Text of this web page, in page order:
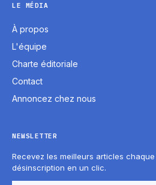
LE MÉDIA
À propos
L'équipe
Charte éditoriale
Contact
Annoncez chez nous
NEWSLETTER
Recevez les meilleurs articles
désinscription en un clic.